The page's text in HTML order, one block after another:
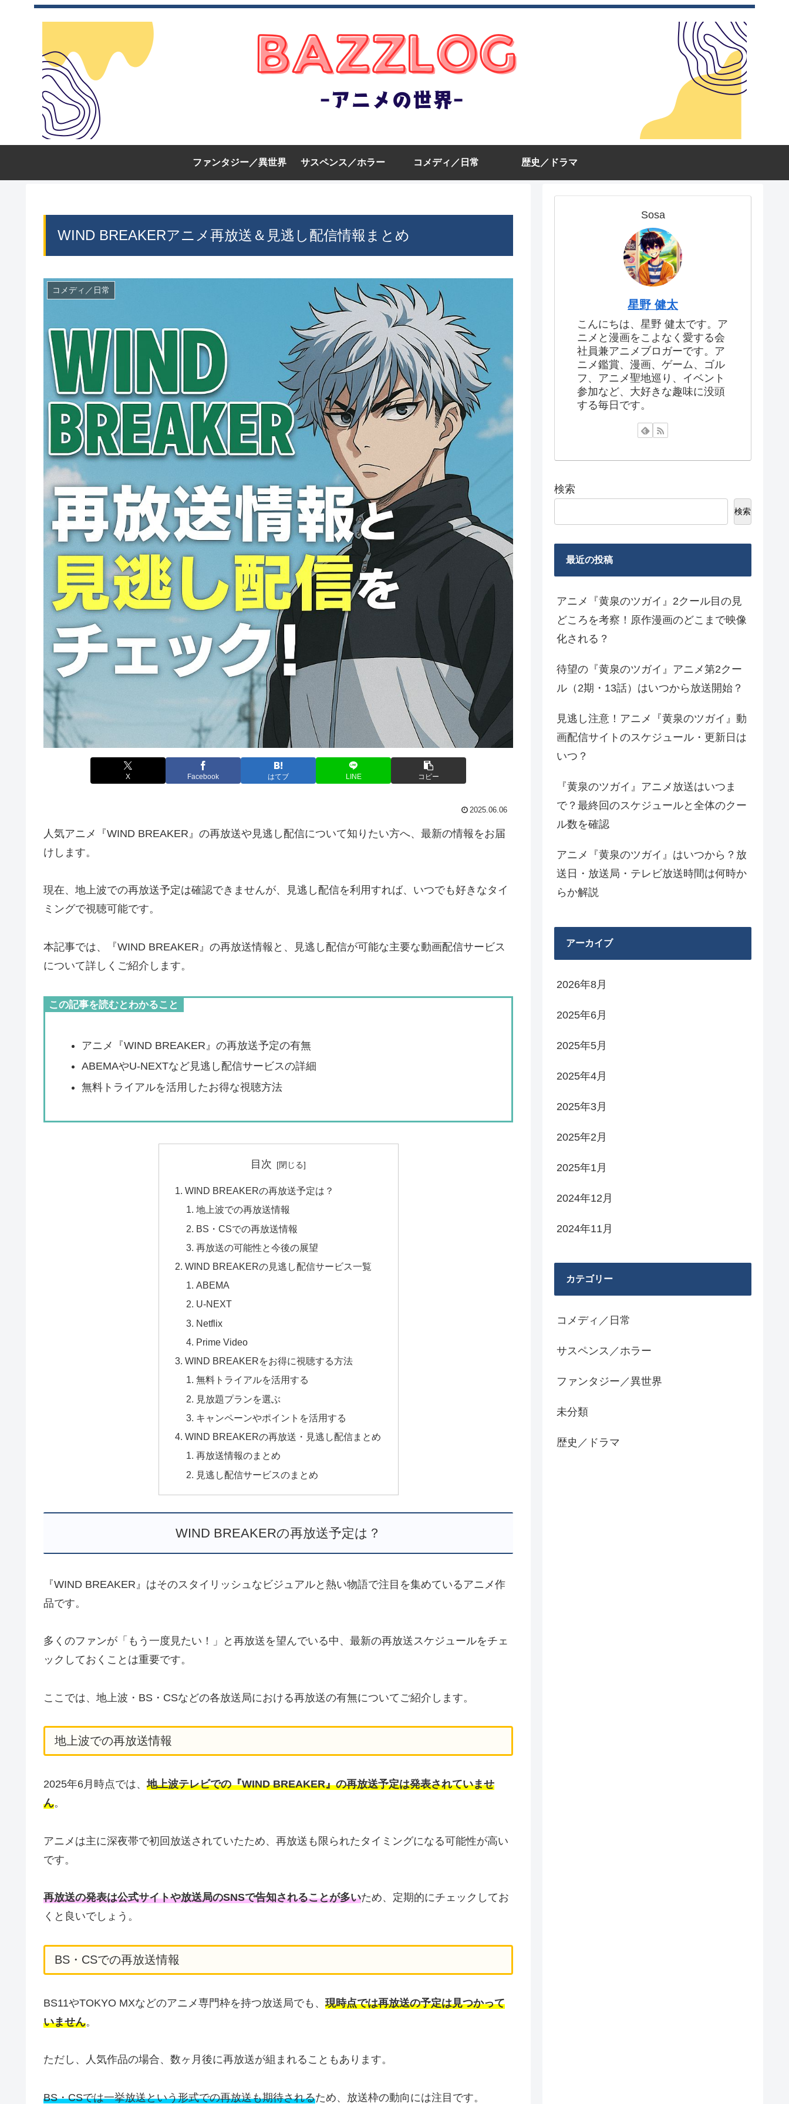
ファンタジー／異世界 サスペンス／ホラー コメディ／日常 歴史／ドラマ
WIND BREAKERアニメ再放送＆見逃し配信情報まとめ
コメディ／日常
X Facebook はてブ LINE コピー
2025.06.06
人気アニメ『WIND BREAKER』の再放送や見逃し配信について知りたい方へ、最新の情報をお届
けします。
現在、地上波での再放送予定は確認できませんが、見逃し配信を利用すれば、いつでも好きなタイ
ミングで視聴可能です。
本記事では、『WIND BREAKER』の再放送情報と、見逃し配信が可能な主要な動画配信サービス
について詳しくご紹介します。
この記事を読むとわかること
アニメ『WIND BREAKER』の再放送予定の有無
ABEMAやU-NEXTなど見逃し配信サービスの詳細
無料トライアルを活用したお得な視聴方法
目次
WIND BREAKERの再放送予定は？
地上波での再放送情報
BS・CSでの再放送情報
再放送の可能性と今後の展望
WIND BREAKERの見逃し配信サービス一覧
ABEMA
U-NEXT
Netflix
Prime Video
WIND BREAKERをお得に視聴する方法
無料トライアルを活用する
見放題プランを選ぶ
キャンペーンやポイントを活用する
WIND BREAKERの再放送・見逃し配信まとめ
再放送情報のまとめ
見逃し配信サービスのまとめ
WIND BREAKERの再放送予定は？
『WIND BREAKER』はそのスタイリッシュなビジュアルと熱い物語で注目を集めているアニメ作
品です。
多くのファンが「もう一度見たい！」と再放送を望んでいる中、最新の再放送スケジュールをチェ
ックしておくことは重要です。
ここでは、地上波・BS・CSなどの各放送局における再放送の有無についてご紹介します。
地上波での再放送情報
2025年6月時点では、地上波テレビでの『WIND BREAKER』の再放送予定は発表されていませ
ん。
アニメは主に深夜帯で初回放送されていたため、再放送も限られたタイミングになる可能性が高い
です。
再放送の発表は公式サイトや放送局のSNSで告知されることが多いため、定期的にチェックしてお
くと良いでしょう。
BS・CSでの再放送情報
BS11やTOKYO MXなどのアニメ専門枠を持つ放送局でも、 現時点では再放送の予定は見つかって
いません。
ただし、人気作品の場合、数ヶ月後に再放送が組まれることもあります。
BS・CSでは一挙放送という形式での再放送も期待されるため、放送枠の動向には注目です。
Sosa
星野 健太
こんにちは、星野 健太です。ア
ニメと漫画をこよなく愛する会
社員兼アニメブロガーです。ア
ニメ鑑賞、漫画、ゲーム、ゴル
フ、アニメ聖地巡り、イベント
参加など、大好きな趣味に没頭
する毎日です。
検索
検索
最近の投稿
アニメ『黄泉のツガイ』2クール目の見
どころを考察！原作漫画のどこまで映像
化される？
待望の『黄泉のツガイ』アニメ第2クー
ル（2期・13話）はいつから放送開始？
見逃し注意！アニメ『黄泉のツガイ』動
画配信サイトのスケジュール・更新日は
いつ？
『黄泉のツガイ』アニメ放送はいつま
で？最終回のスケジュールと全体のクー
ル数を確認
アニメ『黄泉のツガイ』はいつから？放
送日・放送局・テレビ放送時間は何時か
らか解説
アーカイブ
2026年8月
2025年6月
2025年5月
2025年4月
2025年3月
2025年2月
2025年1月
2024年12月
2024年11月
カテゴリー
コメディ／日常
サスペンス／ホラー
ファンタジー／異世界
未分類
歴史／ドラマ